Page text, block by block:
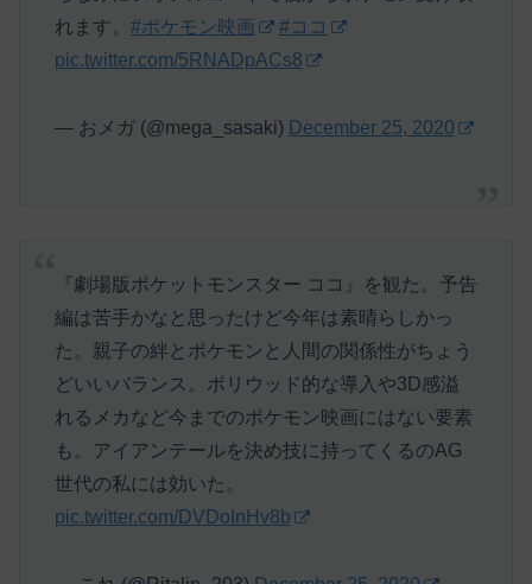
れます。 #ポケモン映画
#ココ
pic.twitter.com/5RNADpACs8
— おメガ (@mega_sasaki) December 25, 2020
『劇場版ポケットモンスター ココ』を観た。予告
編は苦手かなと思ったけど今年は素晴らしかっ
た。親子の絆とポケモンと人間の関係性がちょう
どいいバランス。ボリウッド的な導入や3D感溢
れるメカなど今までのポケモン映画にはない要素
も。アイアンテールを決め技に持ってくるのAG
世代の私には効いた。
pic.twitter.com/DVDoInHv8b